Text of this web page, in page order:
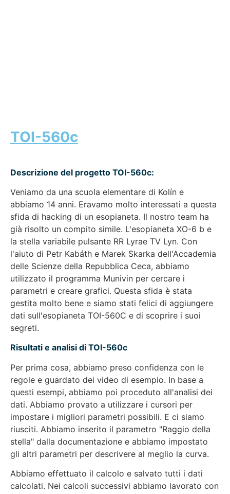
TOI-560c
Descrizione del progetto TOI-560c:
Veniamo da una scuola elementare di Kolín e
abbiamo 14 anni. Eravamo molto interessati a questa
sfida di hacking di un esopianeta. Il nostro team ha
già risolto un compito simile. L'esopianeta XO-6 b e
la stella variabile pulsante RR Lyrae TV Lyn. Con
l'aiuto di Petr Kabáth e Marek Skarka dell'Accademia
delle Scienze della Repubblica Ceca, abbiamo
utilizzato il programma Munivin per cercare i
parametri e creare grafici. Questa sfida è stata
gestita molto bene e siamo stati felici di aggiungere
dati sull'esopianeta TOI-560C e di scoprire i suoi
segreti.
Risultati e analisi di TOI-560c
Per prima cosa, abbiamo preso confidenza con le
regole e guardato dei video di esempio. In base a
questi esempi, abbiamo poi proceduto all'analisi dei
dati. Abbiamo provato a utilizzare i cursori per
impostare i migliori parametri possibili. E ci siamo
riusciti. Abbiamo inserito il parametro "Raggio della
stella" dalla documentazione e abbiamo impostato
gli altri parametri per descrivere al meglio la curva.
Abbiamo effettuato il calcolo e salvato tutti i dati
calcolati. Nei calcoli successivi abbiamo lavorato con